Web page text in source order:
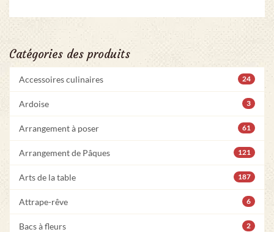
Catégories des produits
Accessoires culinaires 24
Ardoise 3
Arrangement à poser 61
Arrangement de Pâques 121
Arts de la table 187
Attrape-rêve 6
Bacs à fleurs 2